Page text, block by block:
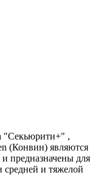
"Секьюрити+" ,
(Конвин) являются
предназначены для
и тяжелой